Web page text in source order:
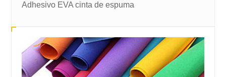
Adhesivo EVA cinta de espuma